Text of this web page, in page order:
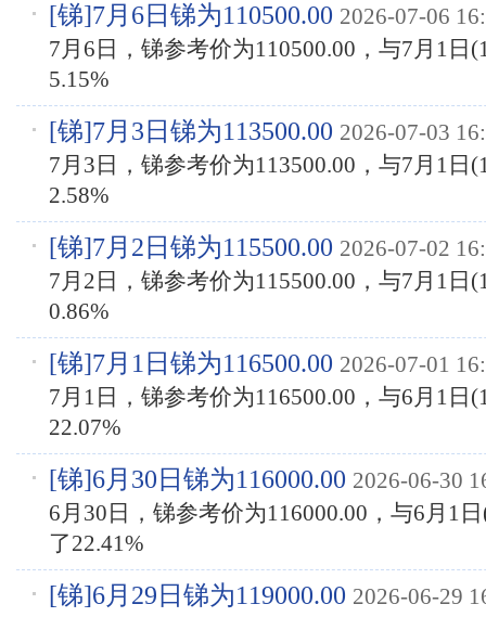
[锑]7月6日锑为110500.00 2026-07-06
7月6日，锑参考价为110500.00，与7月1日
5.15%
[锑]7月3日锑为113500.00 2026-07-03
7月3日，锑参考价为113500.00，与7月1日
2.58%
[锑]7月2日锑为115500.00 2026-07-02
7月2日，锑参考价为115500.00，与7月1日
0.86%
[锑]7月1日锑为116500.00 2026-07-01
7月1日，锑参考价为116500.00，与6月1日
22.07%
[锑]6月30日锑为116000.00 2026-06-30
6月30日，锑参考价为116000.00，与6月1
了22.41%
[锑]6月29日锑为119000.00 2026-06-29